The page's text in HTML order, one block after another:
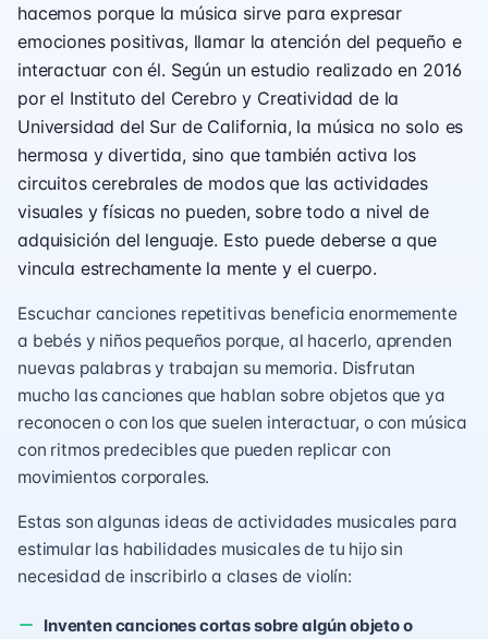
hacemos porque la música sirve para expresar
emociones positivas, llamar la atención del pequeño e
interactuar con él. Según un estudio realizado en 2016
por el Instituto del Cerebro y Creatividad de la
Universidad del Sur de California, la música no solo es
hermosa y divertida, sino que también activa los
circuitos cerebrales de modos que las actividades
visuales y físicas no pueden, sobre todo a nivel de
adquisición del lenguaje. Esto puede deberse a que
vincula estrechamente la mente y el cuerpo.
Escuchar canciones repetitivas beneficia enormemente
a bebés y niños pequeños porque, al hacerlo, aprenden
nuevas palabras y trabajan su memoria. Disfrutan
mucho las canciones que hablan sobre objetos que ya
reconocen o con los que suelen interactuar, o con música
con ritmos predecibles que pueden replicar con
movimientos corporales.
Estas son algunas ideas de actividades musicales para
estimular las habilidades musicales de tu hijo sin
necesidad de inscribirlo a clases de violín:
Inventen canciones cortas sobre algún objeto o